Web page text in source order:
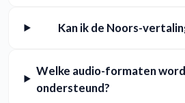
Kan ik de Noors-
Welke audio-formaten
ondersteund?